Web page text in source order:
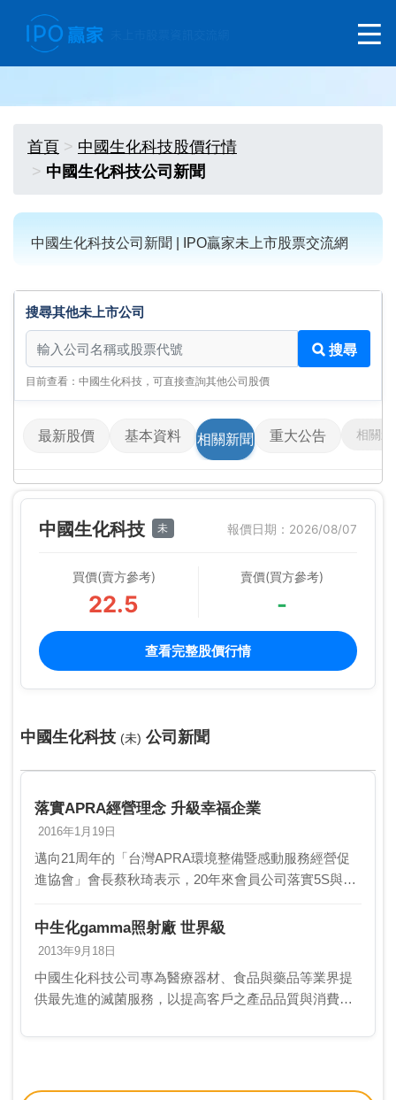
首頁
中國生化科技股價行情
中國生化科技公司新聞
中國生化科技公司新聞 | IPO贏家未上市股票交流網
搜尋其他未上市公司
搜尋其他未上市公司
搜尋
目前查看：中國生化科技，可直接查詢其他公司股價
最新股價 基本資料 相關新聞 重大公告 相關影
中國生化科技 未 報價日期：2026/08/07
買價(賣方參考)
22.5
賣價(買方參考)
-
查看完整股價行情
中國生化科技 (未) 公司新聞
落實APRA經營理念 升級幸福企業
2016年1月19日
邁向21周年的「台灣APRA環境整備暨感動服務經營促
進協會」會長蔡秋琦表示，20年來會員公司落實5S與日
功翻轉企業升級，這股暖流由微變大，培育更多幸…
中生化gamma照射廠 世界級
2013年9月18日
中國生化科技公司專為醫療器材、食品與藥品等業界提
供最先進的滅菌服務，以提高客戶之產品品質與消費者
廠。中國生化科技公司經理郭建榮指出，輻射加工產